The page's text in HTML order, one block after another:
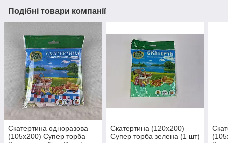
Подібні товари компанії
Скатертина одноразова
(105x200) Супер торба
Скатертина (120x200)
Супер торба зелена (1 шт)